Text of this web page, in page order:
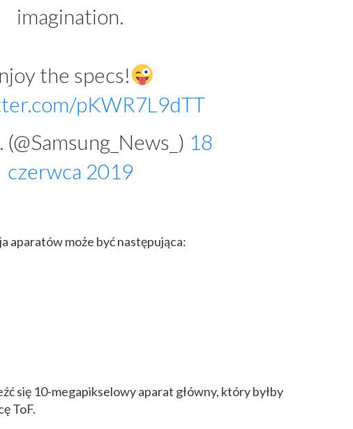
imagination.
the specs!
pKWR7L9dTT
18
czerwca 2019
aparatów może być następująca:
się 10-megapikselowy aparat główny, który byłby
ToF.